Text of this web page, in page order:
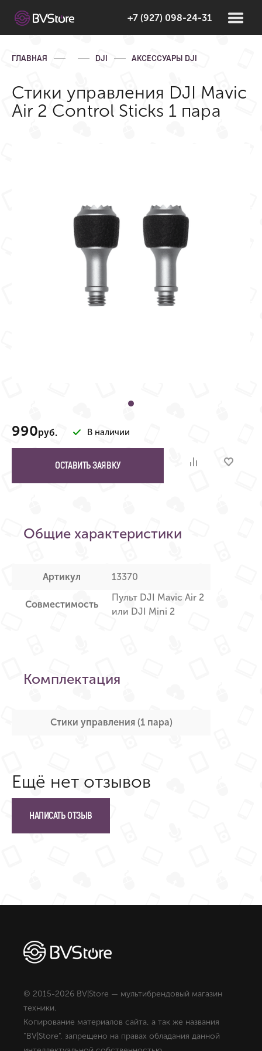
+7 (927) 098-24-31
ГЛАВНАЯ DJI АКСЕССУАРЫ DJI
Стики управления DJI Mavic
Air 2 Control Sticks 1 пара
990руб. В наличии
ОСТАВИТЬ ЗАЯВКУ
Общие характеристики
Артикул 13370
Совместимость
Пульт DJI Mavic Air 2
или DJI Mini 2
Комплектация
Стики управления (1 пара)
Ещё нет отзывов
НАПИСАТЬ ОТЗЫВ
© 2015-2026 BV|Store — мультибрендовый магазин
техники.
Копирование материалов сайта, а так же названия
"BV|Store", запрещено на правах обладания данной